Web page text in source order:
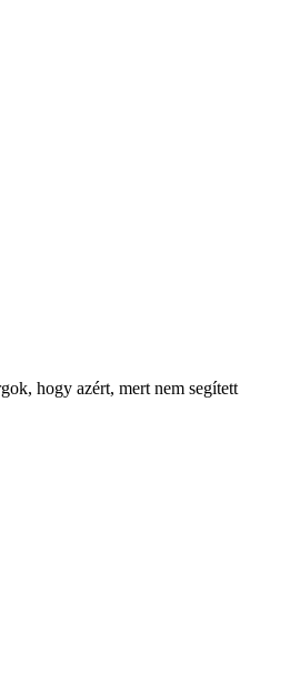
hogy azért, mert nem segített